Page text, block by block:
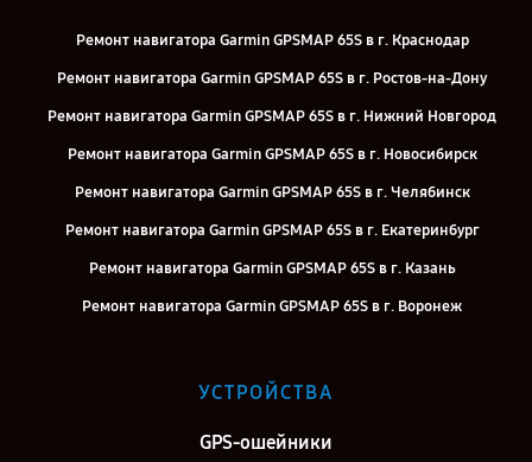
Ремонт навигатора Garmin GPSMAP 65S в г. Краснодар
Ремонт навигатора Garmin GPSMAP 65S в г. Ростов-на-Дону
Ремонт навигатора Garmin GPSMAP 65S в г. Нижний Новгород
Ремонт навигатора Garmin GPSMAP 65S в г. Новосибирск
Ремонт навигатора Garmin GPSMAP 65S в г. Челябинск
Ремонт навигатора Garmin GPSMAP 65S в г. Екатеринбург
Ремонт навигатора Garmin GPSMAP 65S в г. Казань
Ремонт навигатора Garmin GPSMAP 65S в г. Воронеж
Ремонт навигатора Garmin GPSMAP 65S в г. Киров
УСТРОЙСТВА
GPS-ошейники